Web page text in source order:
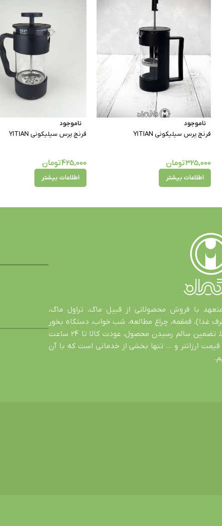
ناموجود
فرنچ پرس سیلیکونی YITIAN
325,000تومان
اطلاعات بیشتر
ناموجود
فرنچ پرس سیلیکونی YITIAN
425,000تومان
اطلاعات بیشتر
با فروش محصولاتی از قبیل ماگ، تراول ماگ،
غذا)، قمقمه، چراغ مطالعه، شب خواب، دستگاه بخور
سرد و … در خدمت شما عزیزان است. اصالت کالا، تضمین سالم رسیدن محصول، عودت کالا تا 24 ساعت
ارزانتر و … تنها بخشی از خدماتی است که با آن